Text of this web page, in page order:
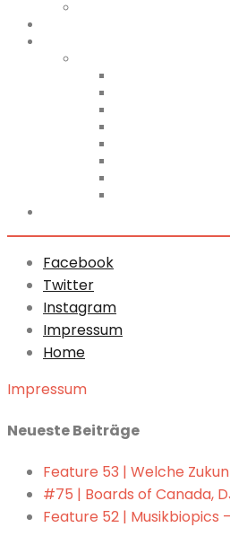
Facebook
Twitter
Instagram
Impressum
Home
Impressum
Neueste Beiträge
Feature 53 | Welche
#75 | Boards of Canada,
Feature 52 | Musikbiopics